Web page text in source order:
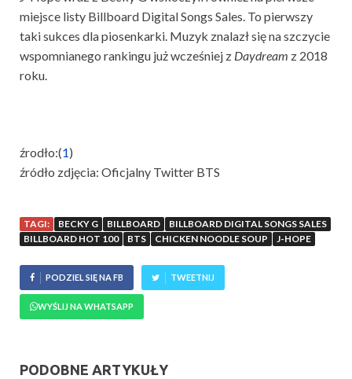
miejsce listy Billboard Digital Songs Sales. To pierwszy
taki sukces dla piosenkarki. Muzyk znalazł się na szczycie
wspomnianego rankingu już wcześniej z Daydream z 2018
roku.
źrodło:(1)
źródło zdjęcia: Oficjalny Twitter BTS
TAGI: BECKY G BILLBOARD
BILLBOARD DIGITAL SONGS SALES
BILLBOARD HOT 100
BTS CHICKEN NOODLE SOUP J-HOPE
PODZIEL SIĘ NA FB TWEETNIJ
WYŚLIJ NA WHATSAPP
PODOBNE ARTYKUŁY